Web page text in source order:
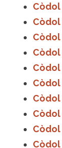
Còdol
Còdol
Còdol
Còdol
Còdol
Còdol
Còdol
Còdol
Còdol
Còdol